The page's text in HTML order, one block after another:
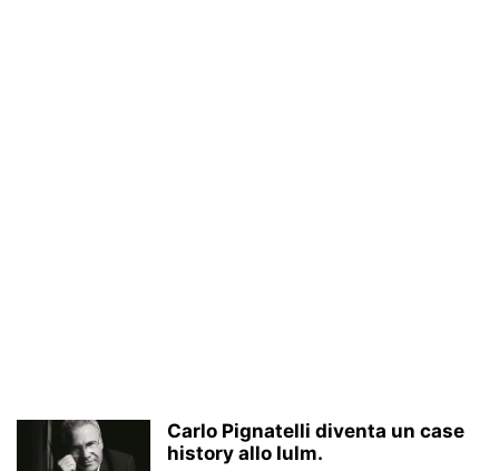
Carlo Pignatelli diventa un case
history allo Iulm.